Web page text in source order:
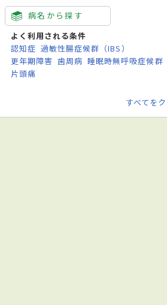
病名から探す
よく利用される条件
認知症 過敏性腸症候群（IBS）
更年期障害 歯周病 睡眠時無呼吸症候群
片頭痛
すべてを